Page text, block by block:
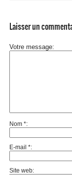
Laisser un
Votre message
Nom *
E-mail *
Site web